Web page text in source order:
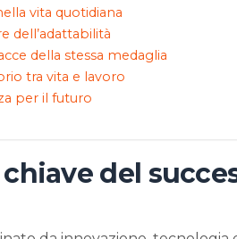
vita quotidiana
dell’adattabilità
della stessa medaglia
tra vita e lavoro
per il futuro
del